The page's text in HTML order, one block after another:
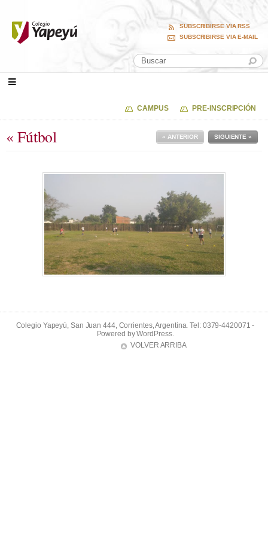
SUBSCRIBIRSE VIA RSS
SUBSCRIBIRSE VIA E-MAIL
CAMPUS PRE-INSCRIPCIÓN
« Fútbol SIGUIENTE »
« ANTERIOR
Colegio Yapeyú, San Juan 444, Corrientes, Argentina. Tel: 0379-4420071 -
Powered byWordPress.
VOLVER ARRIBA